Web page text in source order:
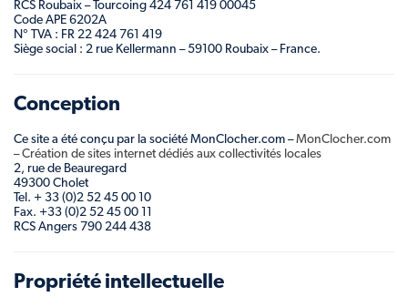
RCS Roubaix – Tourcoing 424 761 419 00045
Code APE 6202A
N° TVA : FR 22 424 761 419
Siège social : 2 rue Kellermann – 59100 Roubaix – France.
Conception
Ce site a été conçu par la société MonClocher.com –MonClocher.com
– Création de sites internet dédiés aux collectivités locales
2, rue de Beauregard
49300 Cholet
Tel. + 33 (0)2 52 45 00 10
Fax. +33 (0)2 52 45 00 11
RCS Angers 790 244 438
Propriété intellectuelle